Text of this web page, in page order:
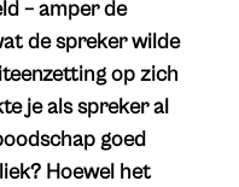
– amper de
de spreker wilde
op zich
je als spreker al
goed
Hoewel het